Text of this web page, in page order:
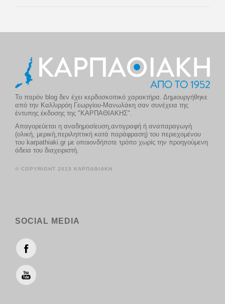
Το παρόν blog δεν έχει κερδοσκοπικό χαρακτήρα. Δημιουργήθηκε
από την Καλλιρρόη Γεωργίου-Μανωλάκη σαν συνέχεια της
έντυπης έκδοσης της "ΚΑΡΠΑΘΙΑΚΗΣ".
Απαγορεύεται η αναδημοσίευση,αντιγραφή ή αναπαραγωγή
(ολική, μερική,περιληπτική κατά παράφραση) του περιεχομένου
του karpathiaki.gr με οποιονδήποτε τρόπο χωρίς την προηγούμενη
άδεια του διαχειριστή.
© COPYRIGHT 2015 ΚΑΡΠΑΘΙΑΚΗ
SOCIAL MEDIA